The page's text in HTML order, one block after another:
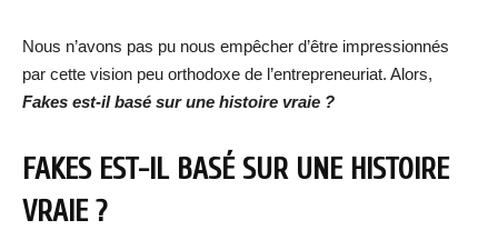
Nous n’avons pas pu nous empêcher d’être impressionnés
par cette vision peu orthodoxe de l’entrepreneuriat. Alors,
Fakes est-il basé sur une histoire vraie ?
FAKES EST-IL BASÉ SUR UNE HISTOIRE
VRAIE ?